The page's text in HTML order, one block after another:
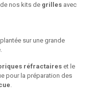
nos kits de grillesavec
sur une grande
réfractaireset le
pour la préparation des